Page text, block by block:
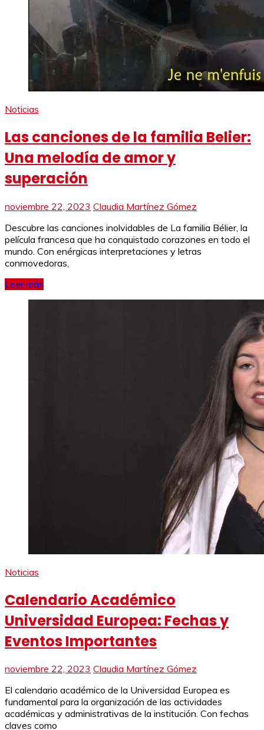
Noticias
Las canciones de la familia Belier:
Una melodía de amor y
superación
noviembre 22, 2023 Claudia Martínez Gómez
Descubre las canciones inolvidables de La familia Bélier, la
película francesa que ha conquistado corazones en todo el
mundo. Con enérgicas interpretaciones y letras
conmovedoras,
Leer más
Noticias
Calendario Académico
Universidad Europea: Fechas y
Eventos Importantes
noviembre 22, 2023 Claudia Martínez Gómez
El calendario académico de la Universidad Europea es
fundamental para la organización de las actividades
académicas y administrativas de la institución. Con fechas
claves como